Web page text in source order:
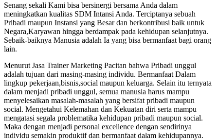
Senang sekali Kami bisa bersinergi bersama Anda dalam
meningkatkan kualitas SDM Intansi Anda. Terciptanya sebuah
Pribadi maupun Instansi yang Besar dan berkontribusi baik untuk
Negara,Karyawan hingga berdampak pada kehidupan selanjutnya.
Sebaik-baiknya Manusia adalah Ia yang bisa bermanfaat bagi orang
lain.
Menurut Jasa Trainer Marketing Pacitan bahwa Pribadi unggul
adalah tujuan dari masing-masing individu. Bermanfaat Dalam
lingkup pekerjaan,bisnis,social maupun keluarga. Selain itu ternyata
dalam menjadi pribadi unggul, semua manusia harus mampu
menyelesaikan masalah-masalah yang bersifat pribadi maupun
social. Mengetahui Kelemahan dan Kekuatan diri serta mampu
mengatasi segala problematika kehidupan pribadi maupun social.
Maka dengan menjadi personal excellence dengan sendirinya
individu semakin produktif dan bermanfaat dalam kehidupannya.